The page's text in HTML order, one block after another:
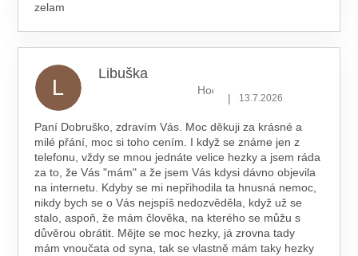
zelam
L
Libuška
Hodnocení obchodu je 5 z 5
| 13.7.2026
Paní Dobruško, zdravím Vás. Moc děkuji za krásné a
milé přání, moc si toho cením. I když se známe jen z
telefonu, vždy se mnou jednáte velice hezky a jsem ráda
za to, že Vás "mám" a že jsem Vás kdysi dávno objevila
na internetu. Kdyby se mi nepřihodila ta hnusná nemoc,
nikdy bych se o Vás nejspíš nedozvěděla, když už se
stalo, aspoň, že mám člověka, na kterého se můžu s
důvěrou obrátit. Mějte se moc hezky, já zrovna tady
mám vnoučata od syna, tak se vlastně mám taky hezky